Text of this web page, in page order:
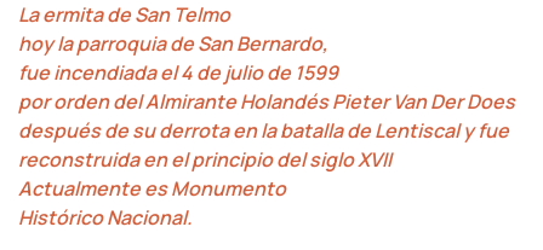
La ermita de San Telmo
hoy la parroquia de San Bernardo,
fue incendiada el 4 de julio de 1599
por orden del Almirante Holandés Pieter Van Der Does
después de su derrota en la batalla de Lentiscal y fue
reconstruida en el principio del siglo XVII
Actualmente es Monumento
Histórico Nacional.